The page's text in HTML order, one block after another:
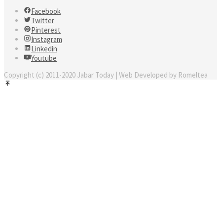
Facebook
Twitter
Pinterest
Instagram
Linkedin
Youtube
Copyright (c) 2011-2020 Jabar Today | Web Developed by Romeltea